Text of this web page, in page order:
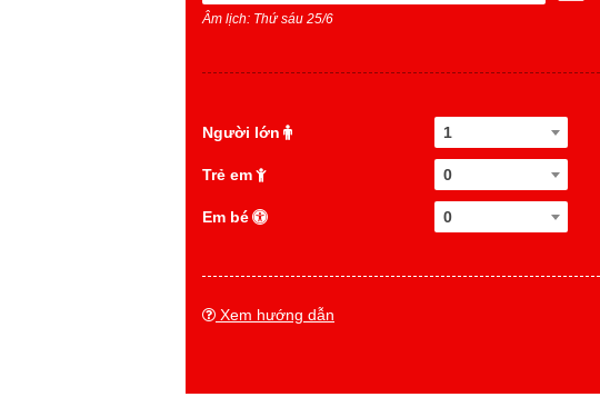
Âm lịch: Thứ sáu 25/6
Người lớn 1
Trẻ em 0
Em bé 0
Xem hướng dẫn